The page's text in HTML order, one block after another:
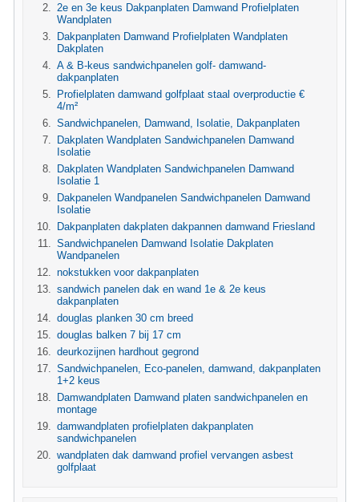
2e en 3e keus Dakpanplaten Damwand Profielplaten
Wandplaten
Dakpanplaten Damwand Profielplaten Wandplaten
Dakplaten
A & B-keus sandwichpanelen golf- damwand-
dakpanplaten
Profielplaten damwand golfplaat staal overproductie €
4/m²
Sandwichpanelen, Damwand, Isolatie, Dakpanplaten
Dakplaten Wandplaten Sandwichpanelen Damwand
Isolatie
Dakplaten Wandplaten Sandwichpanelen Damwand
Isolatie 1
Dakpanelen Wandpanelen Sandwichpanelen Damwand
Isolatie
Dakpanplaten dakplaten dakpannen damwand Friesland
Sandwichpanelen Damwand Isolatie Dakplaten
Wandpanelen
nokstukken voor dakpanplaten
sandwich panelen dak en wand 1e & 2e keus
dakpanplaten
douglas planken 30 cm breed
douglas balken 7 bij 17 cm
deurkozijnen hardhout gegrond
Sandwichpanelen, Eco-panelen, damwand, dakpanplaten
1+2 keus
Damwandplaten Damwand platen sandwichpanelen en
montage
damwandplaten profielplaten dakpanplaten
sandwichpanelen
wandplaten dak damwand profiel vervangen asbest
golfplaat